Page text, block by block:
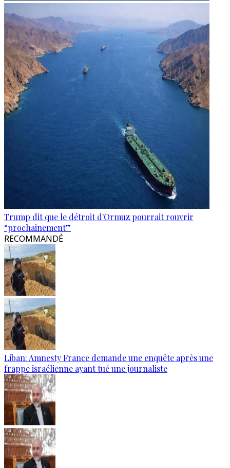
Trump dit que le détroit d'Ormuz pourrait rouvrir
“prochainement”
RECOMMANDÉ
Liban: Amnesty France demande une enquête après une
frappe israélienne ayant tué une journaliste